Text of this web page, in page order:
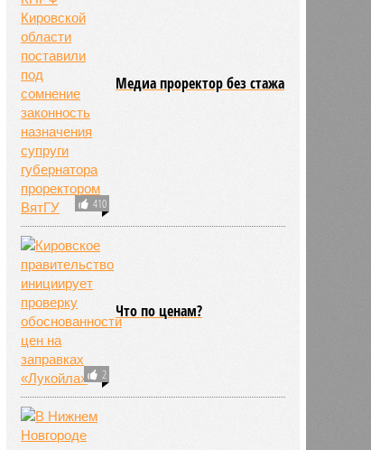
410
Медиа проректор без стажа
2
Что по ценам?